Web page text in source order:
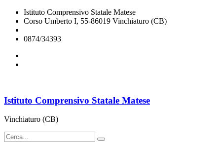
Istituto Comprensivo Statale Matese
Corso Umberto I, 55-86019 Vinchiaturo (CB)
0874/34393
Istituto Comprensivo Statale Matese
Vinchiaturo (CB)